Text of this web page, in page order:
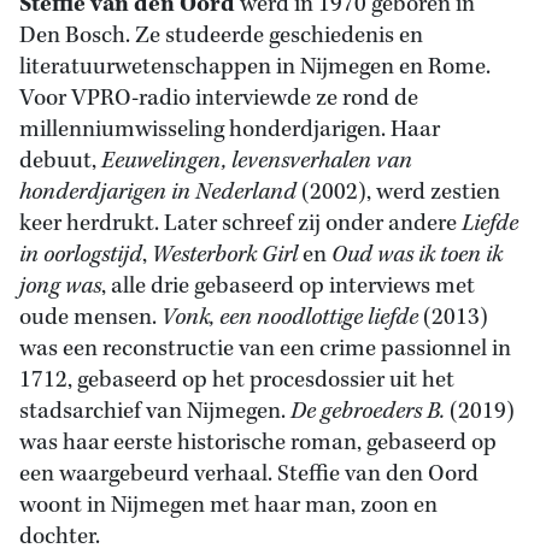
Den Bosch. Ze studeerde geschiedenis en
literatuurwetenschappen in Nijmegen en Rome.
Voor VPRO-radio interviewde ze rond de
millenniumwisseling honderdjarigen. Haar
debuut,Eeuwelingen, levensverhalen van
honderdjarigen in Nederland(2002), werd zestien
keer herdrukt. Later schreef zij onder andereLiefde
in oorlogstijd, Westerbork GirlenOudwas ik toen ik
jong was, alle drie gebaseerd op interviews met
oude mensen. Vonk, een noodlottige liefde(2013)
was een reconstructie van een crime passionnel in
1712, gebaseerd op het procesdossier uit het
stadsarchief van Nijmegen.De gebroeders B. (2019)
was haar eerste historische roman, gebaseerd op
een waargebeurd verhaal. Steffie van den Oord
woont in Nijmegen met haar man, zoon en
dochter.